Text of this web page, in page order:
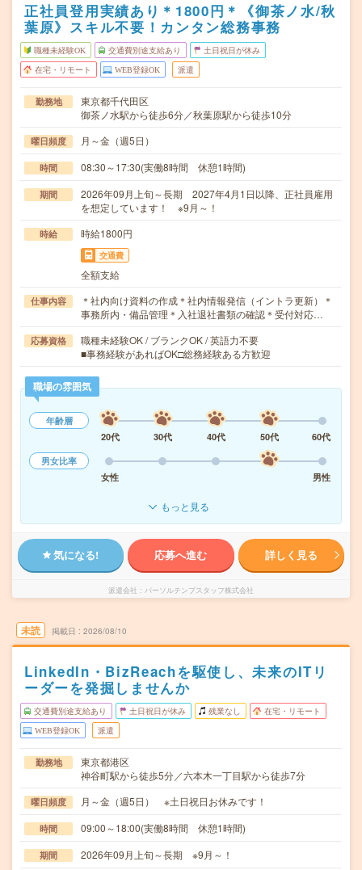
正社員登用実績あり＊1800円＊《御茶ノ水/秋
葉原》スキル不要！カンタン総務事務
職種未経験OK 交通費別途支給あり 土日祝日が休み
在宅・リモート WEB登録OK 派遣
勤務地
東京都千代田区
御茶ノ水駅から徒歩6分／秋葉原駅から徒歩10分
曜日頻度 月～金（週5日）
時間 08:30～17:30(実働8時間 休憩1時間)
期間
2026年09月上旬～長期 2027年4月1日以降、正社員雇用
を想定しています！ ※9月～！
時給 時給1800円
交通費
全額支給
仕事内容
＊社内向け資料の作成＊社内情報発信（イントラ更新）＊
事務所内・備品管理＊入社退社書類の確認＊受付対応…
応募資格
職種未経験OK / ブランクOK / 英語力不要
■事務経験があればOK□総務経験ある方歓迎
職場の雰囲気
年齢層
20代
30代 40代 50代
60代
男女比率
女性
男性
もっと見る
気になる! 応募へ進む 詳しく見る
派遣会社 パーソルテンプスタッフ株式会社
未読 掲載日 2026/08/10
LinkedIn・BizReachを駆使し、未来のITリ
ーダーを発掘しませんか
交通費別途支給あり 土日祝日が休み 残業なし 在宅・リモート
WEB登録OK 派遣
勤務地
東京都港区
神谷町駅から徒歩5分／六本木一丁目駅から徒歩7分
曜日頻度 月～金（週5日） ※土日祝日お休みです！
時間 09:00～18:00(実働8時間 休憩1時間)
期間 2026年09月上旬～長期 ※9月～！